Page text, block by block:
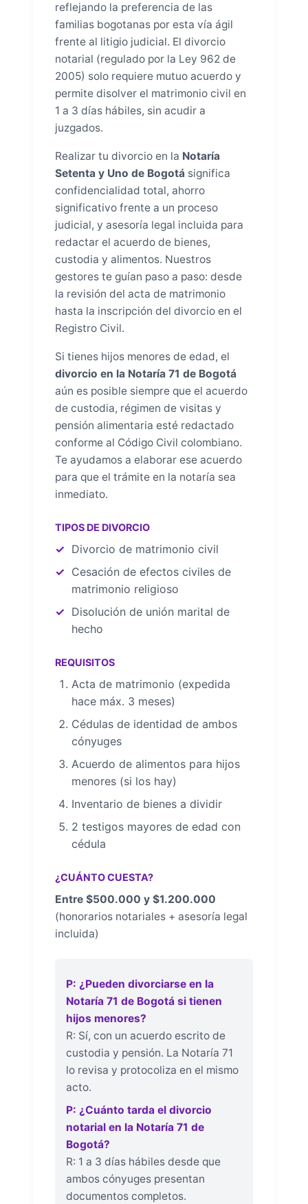
reflejando la preferencia de las
familias bogotanas por esta vía ágil
frente al litigio judicial. El divorcio
notarial (regulado por la Ley 962 de
2005) solo requiere mutuo acuerdo y
permite disolver el matrimonio civil en
1 a 3 días hábiles, sin acudir a
juzgados.
Realizar tu divorcio en la Notaría
Setenta y Uno de Bogotá significa
confidencialidad total, ahorro
significativo frente a un proceso
judicial, y asesoría legal incluida para
redactar el acuerdo de bienes,
custodia y alimentos. Nuestros
gestores te guían paso a paso: desde
la revisión del acta de matrimonio
hasta la inscripción del divorcio en el
Registro Civil.
Si tienes hijos menores de edad, el
divorcio en la Notaría 71 de Bogotá
aún es posible siempre que el acuerdo
de custodia, régimen de visitas y
pensión alimentaria esté redactado
conforme al Código Civil colombiano.
Te ayudamos a elaborar ese acuerdo
para que el trámite en la notaría sea
inmediato.
TIPOS DE DIVORCIO
Divorcio de matrimonio civil
Cesación de efectos civiles de
matrimonio religioso
Disolución de unión marital de
hecho
REQUISITOS
Acta de matrimonio (expedida
hace máx. 3 meses)
Cédulas de identidad de ambos
cónyuges
Acuerdo de alimentos para hijos
menores (si los hay)
Inventario de bienes a dividir
2 testigos mayores de edad con
cédula
¿CUÁNTO CUESTA?
Entre $500.000 y $1.200.000
(honorarios notariales + asesoría legal
incluida)
P: ¿Pueden divorciarse en la
Notaría 71 de Bogotá si tienen
hijos menores?
R: Sí, con un acuerdo escrito de
custodia y pensión. La Notaría 71
lo revisa y protocoliza en el mismo
acto.
P: ¿Cuánto tarda el divorcio
notarial en la Notaría 71 de
Bogotá?
R: 1 a 3 días hábiles desde que
ambos cónyuges presentan
documentos completos.